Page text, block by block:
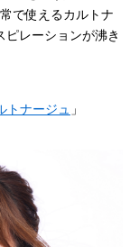
で使えるカルトナ
ピレーションが沸き
トナージュ 」